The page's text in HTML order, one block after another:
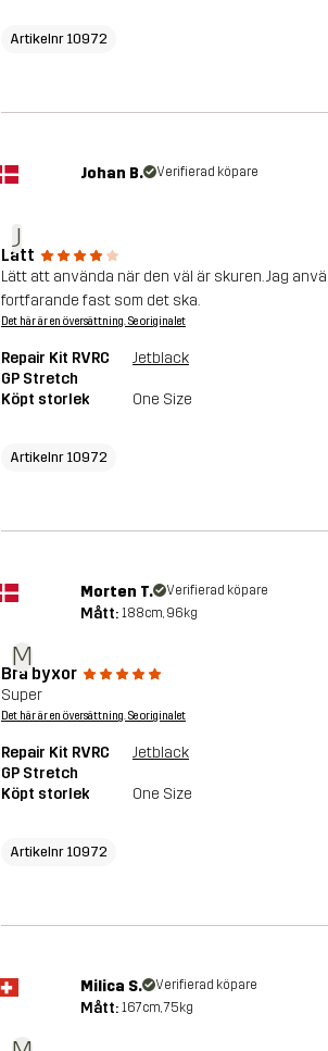
Artikelnr 10972
J
Johan B. Verifierad köpare
Lätt
Lätt att använda när den väl är skuren. Jag
fortfarande fast som det ska.
Det här är en översättning. Se originalet
Repair Kit RVRC
GP Stretch
Jetblack
Köpt storlek One Size
Artikelnr 10972
M
Morten T. Verifierad köpare
Mått: 188cm, 96kg
Bra byxor
Super
Det här är en översättning. Se originalet
Repair Kit RVRC
GP Stretch
Jetblack
Köpt storlek One Size
Artikelnr 10972
Milica S. Verifierad köpare
Mått: 167cm, 75kg